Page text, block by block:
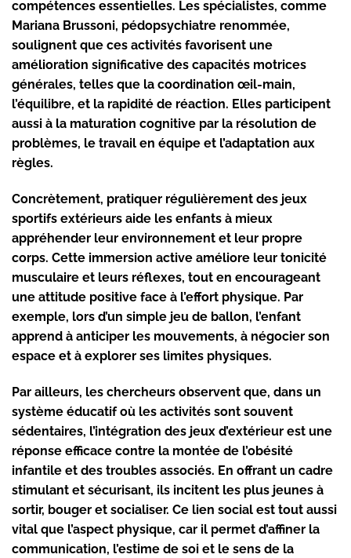
compétences essentielles. Les spécialistes, comme
Mariana Brussoni, pédopsychiatre renommée,
soulignent que ces activités favorisent une
amélioration significative des capacités motrices
générales, telles que la coordination œil-main,
l’équilibre, et la rapidité de réaction. Elles participent
aussi à la maturation cognitive par la résolution de
problèmes, le travail en équipe et l’adaptation aux
règles.
Concrètement, pratiquer régulièrement des jeux
sportifs extérieurs aide les enfants à mieux
appréhender leur environnement et leur propre
corps. Cette immersion active améliore leur tonicité
musculaire et leurs réflexes, tout en encourageant
une attitude positive face à l’effort physique. Par
exemple, lors d’un simple jeu de ballon, l’enfant
apprend à anticiper les mouvements, à négocier son
espace et à explorer ses limites physiques.
Par ailleurs, les chercheurs observent que, dans un
système éducatif où les activités sont souvent
sédentaires, l’intégration des jeux d’extérieur est une
réponse efficace contre la montée de l’obésité
infantile et des troubles associés. En offrant un cadre
stimulant et sécurisant, ils incitent les plus jeunes à
sortir, bouger et socialiser. Ce lien social est tout aussi
vital que l’aspect physique, car il permet d’affiner la
communication, l’estime de soi et le sens de la